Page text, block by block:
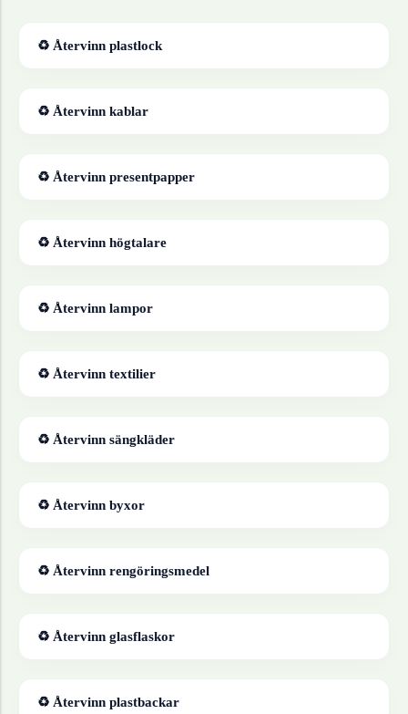
♻ Återvinn plastlock
♻ Återvinn kablar
♻ Återvinn presentpapper
♻ Återvinn högtalare
♻ Återvinn lampor
♻ Återvinn textilier
♻ Återvinn sängkläder
♻ Återvinn byxor
♻ Återvinn rengöringsmedel
♻ Återvinn glasflaskor
♻ Återvinn plastbackar